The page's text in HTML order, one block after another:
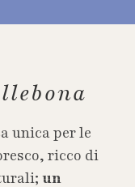
unica per le
ricco di
un